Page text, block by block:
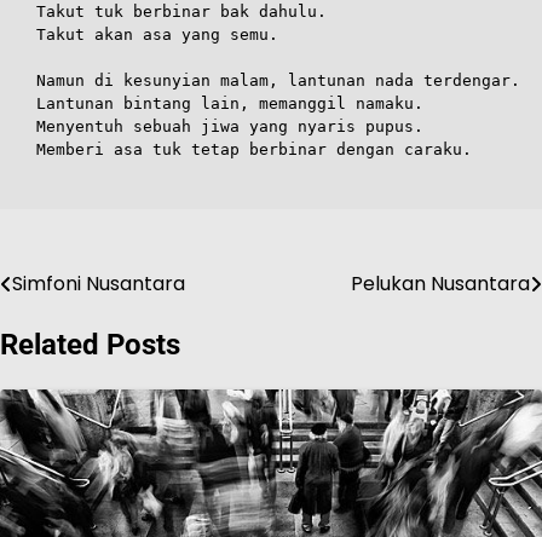
Takut tuk berbinar bak dahulu.
Takut akan asa yang semu.
Namun di kesunyian malam, lantunan nada terdengar.
Lantunan bintang lain, memanggil namaku.
Menyentuh sebuah jiwa yang nyaris pupus.
Memberi asa tuk tetap berbinar dengan caraku.
Navigasi
pos
Simfoni Nusantara Pelukan Nusantara
Related Posts